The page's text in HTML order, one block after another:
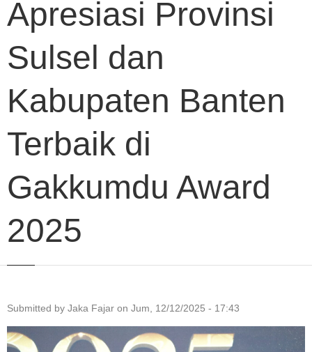
Apresiasi Provinsi
Sulsel dan
Kabupaten Banten
Terbaik di
Gakkumdu Award
2025
Submitted by Jaka Fajar on Jum, 12/12/2025 - 17:43